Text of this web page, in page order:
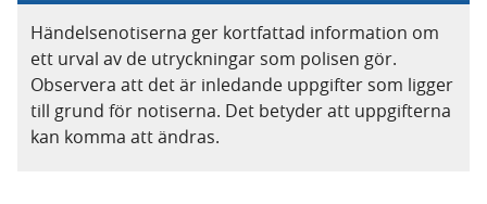
Händelsenotiserna ger kortfattad information om
ett urval av de utryckningar som polisen gör.
Observera att det är inledande uppgifter som ligger
till grund för notiserna. Det betyder att uppgifterna
kan komma att ändras.